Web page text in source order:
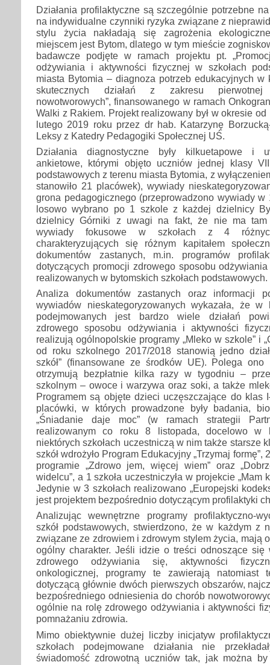
Działania profilaktyczne są szczególnie potrzebne
na indywidualne czynniki ryzyka związane z
stylu życia nakładają się zagrożenia
miejscem jest Bytom, dlatego w tym mieście
badawcze podjęte w ramach projektu pt.
odżywiania i aktywności fizycznej w szkołach
miasta Bytomia – diagnoza potrzeb edukacyjnych w
skutecznych działań z zakresu pierwotnej
nowotworowych”, finansowanego w ramach
Walki z Rakiem. Projekt realizowany był w okresie
lutego 2019 roku przez dr hab. Katarzynę
Leksy z Katedry Pedagogiki Społecznej UŚ.
Działania diagnostyczne były kilkuetapowe i
ankietowe, którymi objęto uczniów jednej klasy
podstawowych z terenu miasta Bytomia, z
stanowiło 21 placówek), wywiady
grona pedagogicznego (przeprowadzono wywiady w
losowo wybrano po 1 szkole z każdej dzielnicy
dzielnicy Górniki z uwagi na fakt, że nie ma tam
wywiady fokusowe w szkołach z 4
charakteryzujących się różnym kapitałem
dokumentów zastanych, m.in. programów
dotyczących promocji zdrowego sposobu
realizowanych w bytomskich szkołach podstawowych.
Analiza dokumentów zastanych oraz informacji
wywiadów nieskategoryzowanych wykazała, że w
podejmowanych jest bardzo wiele działań
zdrowego sposobu odżywiania i aktywności
realizują ogólnopolskie programy „Mleko w szkole” i
od roku szkolnego 2017/2018 stanowią jedno
szkół” (finansowane ze środków UE). Polega
otrzymują bezpłatnie kilka razy w tygodniu –
szkolnym – owoce i warzywa oraz soki, a także
Programem są objęte dzieci uczęszczające do klas
placówki, w których prowadzone były badania,
„Śniadanie daje moc” (w ramach strategii
realizowanym co roku 8 listopada, docelowo w
niektórych szkołach uczestniczą w nim także starsze
szkół wdrożyło Program Edukacyjny „Trzymaj formę”,
programie „Zdrowo jem, więcej wiem” oraz
widelcu”, a 1 szkoła uczestniczyła w projekcie „Mam
Jedynie w 3 szkołach realizowano „Europejski
jest projektem bezpośrednio dotyczącym profilaktyki
Analizując wewnętrzne programy profilaktyczno-
szkół podstawowych, stwierdzono, że w każdym z
związane ze zdrowiem i zdrowym stylem życia, mają
ogólny charakter. Jeśli idzie o treści odnoszące się
zdrowego odżywiania się, aktywności
onkologicznej, programy te zawierają natomiast
dotyczącą głównie dwóch pierwszych obszarów,
bezpośredniego odniesienia do chorób
ogólnie na rolę zdrowego odżywiania i aktywności
pomnażaniu zdrowia.
Mimo obiektywnie dużej liczby inicjatyw
szkołach podejmowane działania nie
świadomość zdrowotną uczniów tak, jak można